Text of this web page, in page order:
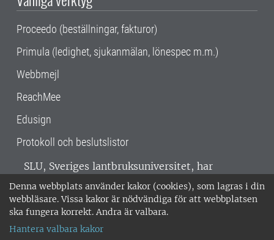
Denna webbplats använder kakor (cookies), som lagras i din
webbläsare. Vissa kakor är nödvändiga för att webbplatsen
ska fungera korrekt. Andra är valbara.
Hantera valbara kakor
Proceedo (beställningar, fakturor)
Primula (ledighet, sjukanmälan, lönespec m.m.)
Webbmejl
ReachMee
Edusign
Protokoll och beslutslistor
SLU, Sveriges lantbruksuniversitet, har
verksamhet över hela Sverige. Huvudorter är
Alnarp, Uppsala och Umeå.SLU är
miljöcertifierat enligt ISO 14001. •
018-67 10 00 • Org nr: 202100-2817 •